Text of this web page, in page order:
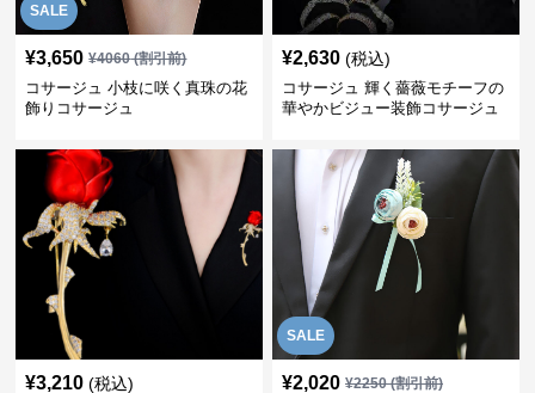
SALE
¥3,650 ¥4060(割引前)
コサージュ 小枝に咲く真珠の花
飾りコサージュ
¥2,630 (税込)
コサージュ 輝く薔薇モチーフの
華やかビジュー装飾コサージュ
¥3,210 (税込)
SALE
¥2,020 ¥2250(割引前)